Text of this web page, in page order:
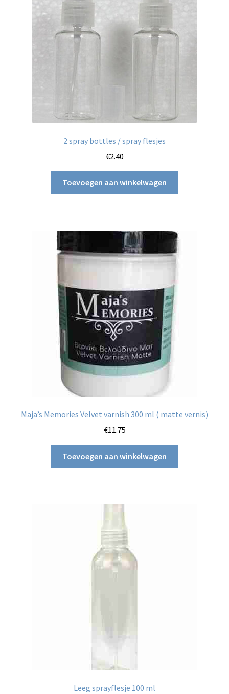
DecoArt multi-surface acrylverf
Projecten om te pimpen
Aanbiedingen
Betaling en verzending
Privacy statement
Blog / DIY / Tutorials2 spray bottles / spray flesjes
€2.40
Toevoegen aan winkelwagen
Maja’s Memories Velvet varnish 300 ml ( matte vernis)
€11.75
Toevoegen aan winkelwagen
Leeg sprayflesje 100 ml